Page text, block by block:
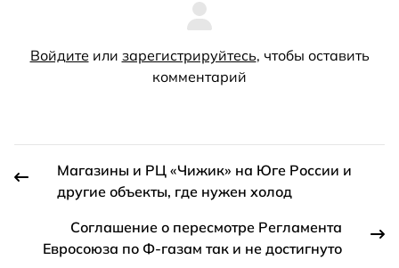
Войдите или зарегистрируйтесь, чтобы оставить
комментарий
Магазины и РЦ «Чижик» на Юге России и
другие объекты, где нужен холод
Соглашение о пересмотре Регламента
Евросоюза по Ф-газам так и не достигнуто